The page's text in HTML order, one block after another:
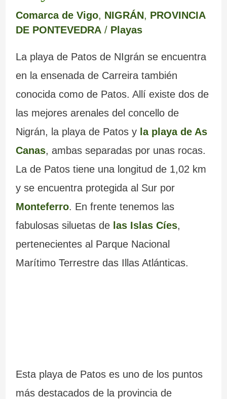
Comarca de Vigo, NIGRÁN, PROVINCIA
DE PONTEVEDRA/ Playas
La playa de Patos de NIgrán se encuentra
en la ensenada de Carreira también
conocida como de Patos. Allí existe dos de
las mejores arenales del concello de
Nigrán, la playa de Patos y la playa de As
Canas, ambas separadas por unas rocas.
La de Patos tiene una longitud de 1,02 km
y se encuentra protegida al Sur por
Monteferro. En frente tenemos las
fabulosas siluetas de las Islas Cíes,
pertenecientes al Parque Nacional
Marítimo Terrestre das Illas Atlánticas.
Esta playa de Patos es uno de los puntos
más destacados de la provincia de